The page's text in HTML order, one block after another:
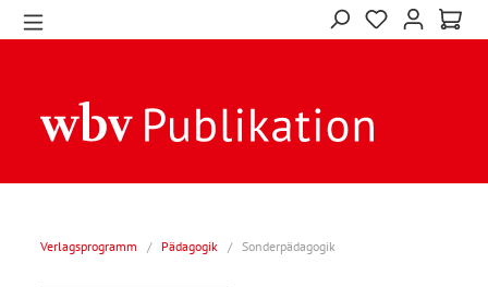
Verlagsprogramm / Pädagogik / Sonderpädagogik